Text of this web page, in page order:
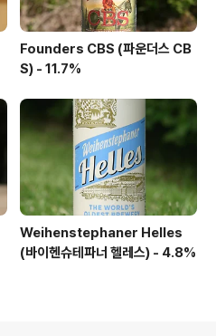
Founders CBS (파운더스 CB
S) - 11.7%
Weihenstephaner Helles
(바이헨슈테파너 헬레스) - 4.8%